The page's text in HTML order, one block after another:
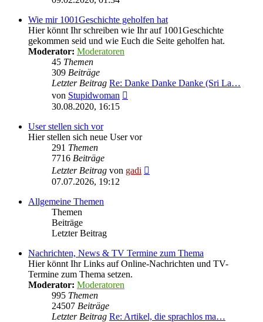
Wie mir 1001Geschichte geholfen hat
Hier könnt Ihr schreiben wie Ihr auf 1001Geschichte
gekommen seid und wie Euch die Seite geholfen hat.
Moderator: Moderatoren
45 Themen
309 Beiträge
Letzter Beitrag Re: Danke Danke Danke (Sri La…
von Stupidwoman
30.08.2020, 16:15
User stellen sich vor
Hier stellen sich neue User vor
291 Themen
7716 Beiträge
Letzter Beitrag von gadi
07.07.2026, 19:12
Allgemeine Themen
Themen
Beiträge
Letzter Beitrag
Nachrichten, News & TV Termine zum Thema
Hier könnt Ihr Links auf Online-Nachrichten und TV-
Termine zum Thema setzen.
Moderator: Moderatoren
995 Themen
24507 Beiträge
Letzter Beitrag Re: Artikel, die sprachlos ma…